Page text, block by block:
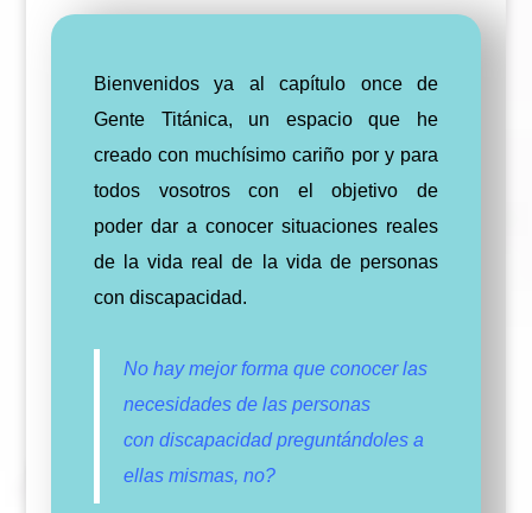
Bienvenidos ya al capítulo once de
Gente Titánica, un espacio que he
creado con muchísimo cariño por y para
todos vosotros con el objetivo de
poder dar a conocer situaciones reales
de la vida real de la vida de personas
con discapacidad.
No hay mejor forma que conocer las
necesidades de las personas
con discapacidadpreguntándoles a
ellas mismas, no?